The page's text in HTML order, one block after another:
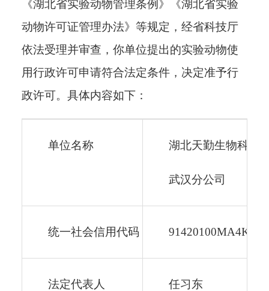
《湖北省实验动物管理条例》《湖北省实验
动物许可证管理办法》等规定，经省科技厅
依法受理并审查，你单位提出的实验动物使
用行政许可申请符合法定条件，决定准予行
政许可。 具体内容如下：
单位名称 湖北天勤生物科技
武汉分公司
统一社会信用代码
法定代表人 任习东